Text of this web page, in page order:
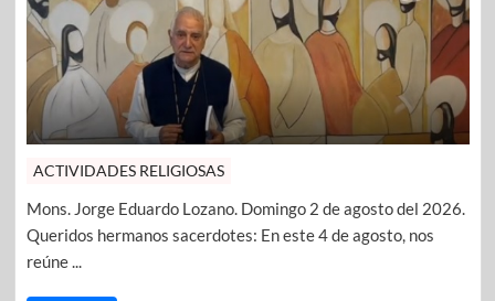
ACTIVIDADES RELIGIOSAS
Mons. Jorge Eduardo Lozano. Domingo 2 de agosto del 2026.
Queridos hermanos sacerdotes: En este 4 de agosto, nos
reúne ...